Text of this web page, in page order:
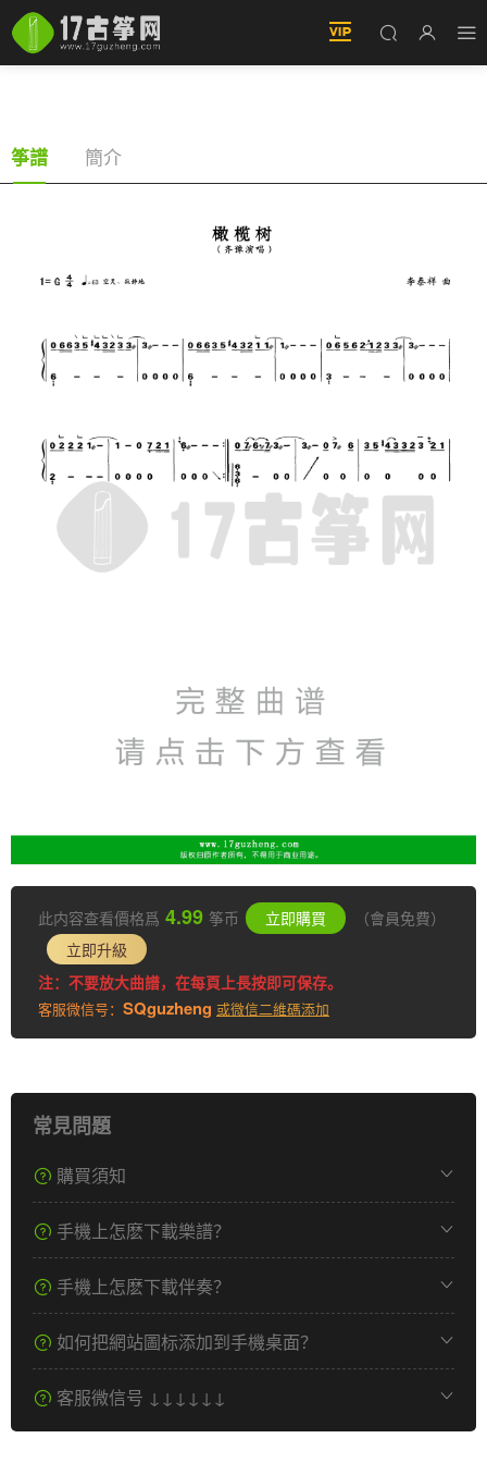
筝譜 簡介
此内容查看價格爲 4.99 筝币 立即購買
（會員免費）
立即升級
注：不要放大曲譜，在每頁上長按即可保存。
客服微信号： SQguzheng 或微信二維碼添加
常見問題
購買須知
手機上怎麽下載樂譜？
手機上怎麽下載伴奏？
如何把網站圖标添加到手機桌面？
客服微信号 ↓↓↓↓↓↓